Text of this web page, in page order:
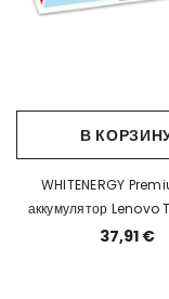
В
WHITENERGY
аккумулятор Lenovo
T40 10.8V37,91 €